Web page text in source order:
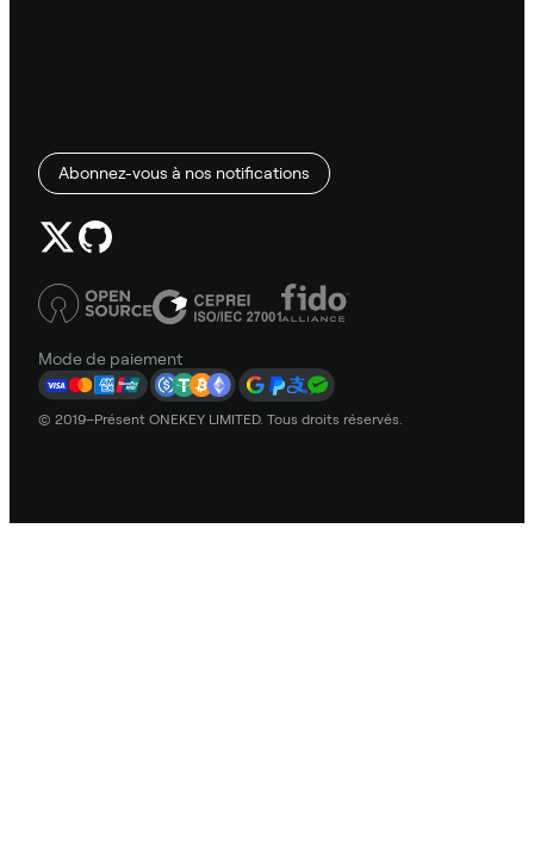
Abonnez-vous à nos notifications
Mode de paiement
© 2019–Présent ONEKEY LIMITED. Tous droits réservés.